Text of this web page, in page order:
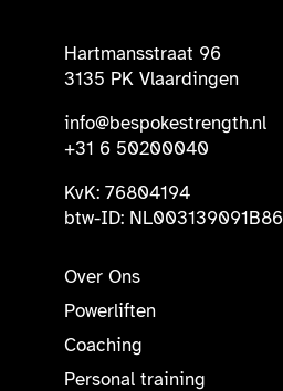
Hartmansstraat 96
3135 PK Vlaardingen
info@bespokestrength.nl
+31 6 50200040
KvK: 76804194
btw-ID: NL003139091B86
Over Ons
Powerliften
Coaching
Personal training